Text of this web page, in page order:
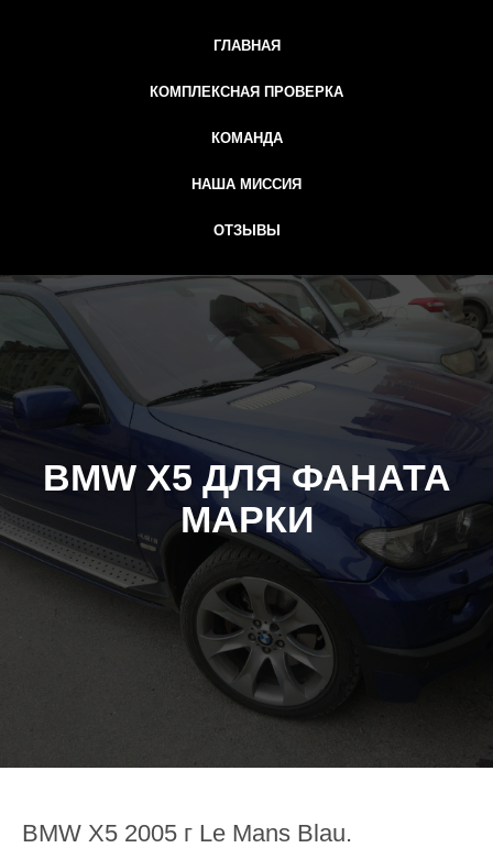
ГЛАВНАЯ
КОМПЛЕКСНАЯ ПРОВЕРКА
КОМАНДА
НАША МИССИЯ
ОТЗЫВЫ
BMW Х5 ДЛЯ ФАНАТА
МАРКИ
BMW X5 2005 г Le Mans Blau.